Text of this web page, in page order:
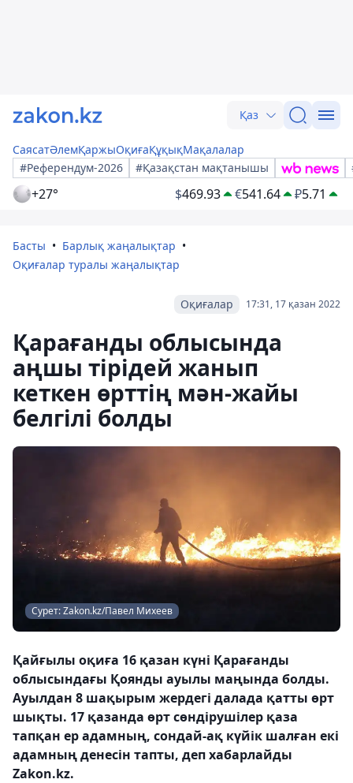
Қаз
СаясатӘлемҚаржыОқиғаҚұқықМақалалар
#Референдум-2026
#Қазақстан мақтанышы
+27° $469.93 €541.64 ₽5.71
Басты
Барлық жаңалықтар
Оқиғалар туралы жаңалықтар
17:31, 17 қазан 2022
Оқиғалар
Қарағанды ​​облысында
аңшы тірідей жанып
кеткен өрттің мән-жайы
белгілі болды
Сурет: Zakon.kz/Павел Михеев
Қайғылы оқиға 16 қазан күні Қарағанды ​​
облысындағы Қоянды ауылы маңында болды.
Ауылдан 8 шақырым жердегі далада қатты өрт
шықты. 17 қазанда өрт сөндірушілер қаза
тапқан ер адамның, сондай-ақ күйік шалған екі
адамның денесін тапты, деп хабарлайды
Zakon.kz.